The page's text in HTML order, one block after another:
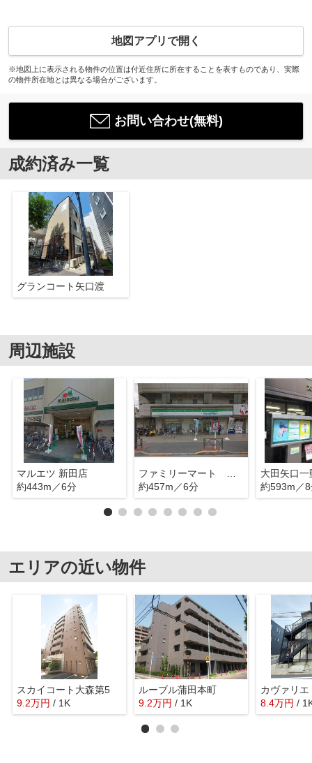
地図アプリで開く
※地図上に表示される物件の位置は付近住所に所在することを表すものであり、実際
の物件所在地とは異なる場合がございます。
お問い合わせ(無料)
成約済み一覧
グランコート矢口渡
周辺施設
マルエツ 新田店
約443m／6分
約457m／6分
大田矢口一
約593m／
エリアの近い物件
スカイコート大森第5
9.2万円 / 1K
ルーブル蒲田本町
9.2万円 / 1K
カヴァリエ
8.4万円 /